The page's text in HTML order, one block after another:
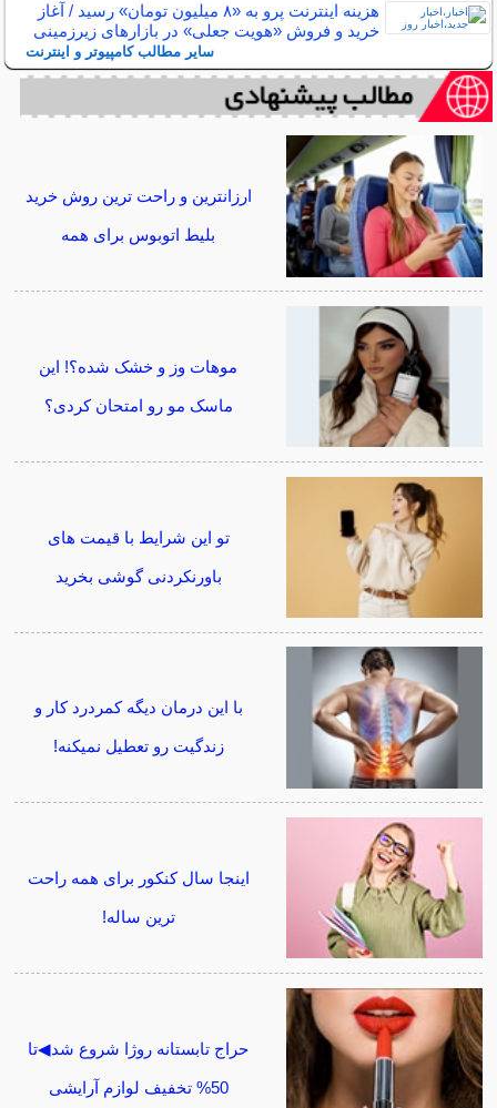
هزینه اینترنت پرو به «۸ میلیون تومان» رسید / آغاز
خرید و فروش «هویت جعلی» در بازارهای زیرزمینی
سایر مطالب کامپیوتر و اینترنت
ارزانترین و راحت ترین روش خرید
بلیط اتوبوس برای همه
موهات وز و خشک شده؟! این
ماسک مو رو امتحان کردی؟
تو این شرایط با قیمت های
باورنکردنی گوشی بخرید
با این درمان دیگه کمردرد کار و
زندگیت رو تعطیل نمیکنه!
اینجا سال کنکور برای همه راحت
ترین ساله!
حراج تابستانه روژا شروع شد◀تا
50% تخفیف لوازم آرایشی